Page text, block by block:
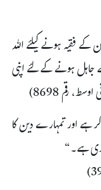
فقیہ ہونے کیلئے اللہ
جاہل ہونے کے لئے اپنی
رقم 8698)
اور تمہارے دین کا
ہے۔“